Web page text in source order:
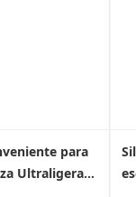
para
Ultraligera